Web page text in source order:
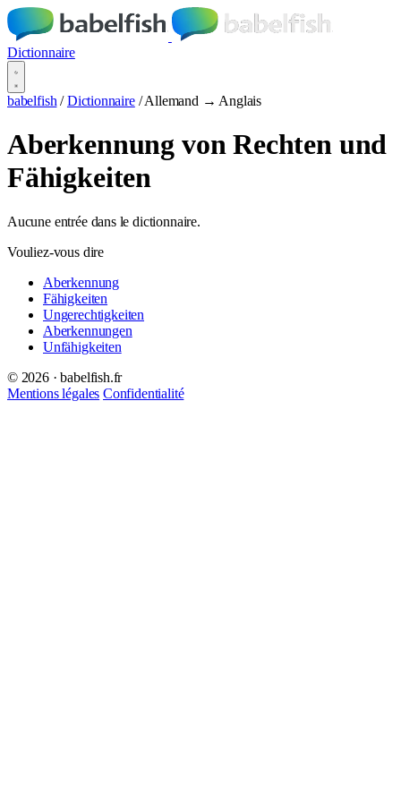
Dictionnaire
babelfish / Dictionnaire / Allemand → Anglais
Aberkennung von Rechten und
Fähigkeiten
Aucune entrée dans le dictionnaire.
Vouliez-vous dire
Aberkennung
Fähigkeiten
Ungerechtigkeiten
Aberkennungen
Unfähigkeiten
© 2026 · babelfish.fr
Mentions légales Confidentialité